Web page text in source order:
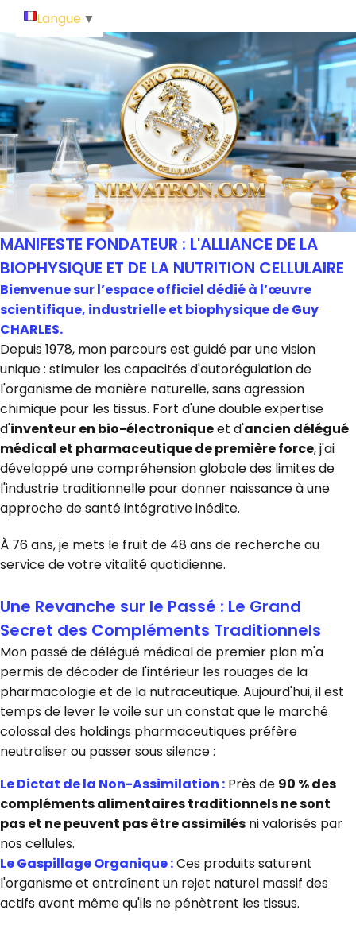
MANIFESTE FONDATEUR : L'ALLIANCE DE LA
BIOPHYSIQUE ET DE LA NUTRITION CELLULAIRE
Bienvenue sur l’espace officiel dédié à l’œuvre
scientifique, industrielle et biophysique de Guy
CHARLES.
Depuis 1978, mon parcours est guidé par une vision
unique : stimuler les capacités d'autorégulation de
l'organisme de manière naturelle, sans agression
chimique pour les tissus. Fort d'une double expertise
d'inventeur en bio-électroniqueet d'ancien délégué
médical et pharmaceutique de première force, j'ai
développé une compréhension globale des limites de
l'industrie traditionnelle pour donner naissance à une
approche de santé intégrative inédite.
À 76 ans, je mets le fruit de 48 ans de recherche au
service de votre vitalité quotidienne.
Une Revanche sur le Passé : Le Grand
Secret des Compléments Traditionnels
Mon passé de délégué médical de premier plan m'a
permis de décoder de l'intérieur les rouages de la
pharmacologie et de la nutraceutique. Aujourd'hui, il est
temps de lever le voile sur un constat que le marché
colossal des holdings pharmaceutiques préfère
neutraliser ou passer sous silence :
Le Dictat de la Non-Assimilation : Près de 90 % des
compléments alimentaires traditionnels ne sont
pas et ne peuvent pas être assimilés ni valorisés par
nos cellules.
Le Gaspillage Organique :Ces produits saturent
l'organisme et entraînent un rejet naturel massif des
actifs avant même qu'ils ne pénètrent les tissus.
Langue ▼